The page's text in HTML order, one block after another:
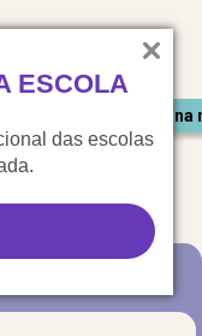
ESCOLA
das escolas
Saiu